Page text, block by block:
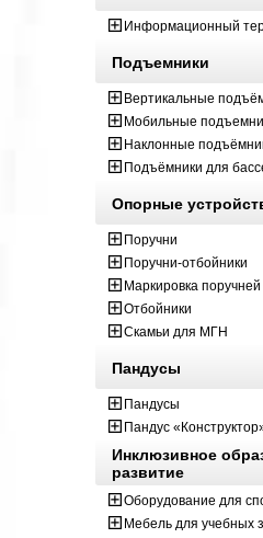
Информационный
Подъемники
Вертикальные
Мобильные
Наклонные
Подъёмники для
Опорные
Поручни
Поручни-отбойники
Маркировка поручней
Отбойники
Скамьи для МГН
Пандусы
Пандусы
Пандус
Инклюзивное
развитие
Оборудование для
Мебель для учебных